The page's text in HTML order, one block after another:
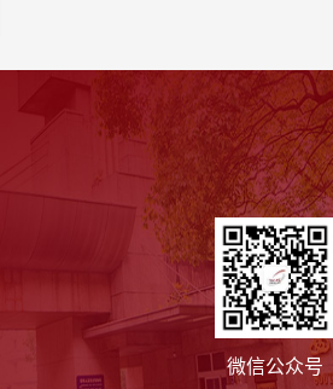
微信公众号